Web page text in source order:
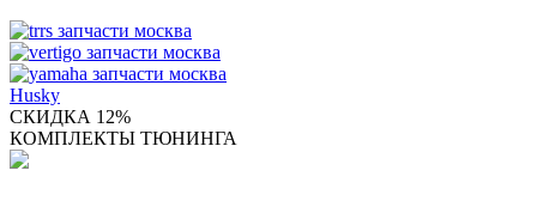
Husky
СКИДКА 12%
КОМПЛЕКТЫ ТЮНИНГА